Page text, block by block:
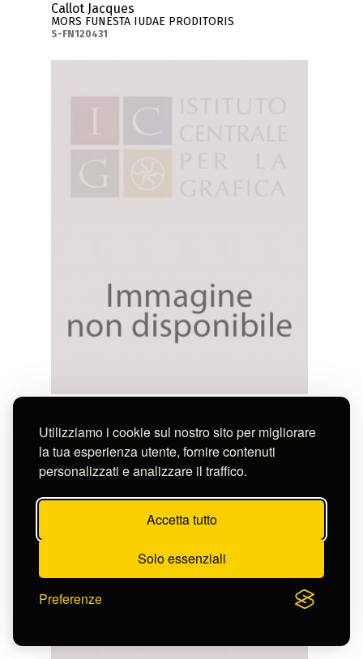
Utilizziamo i cookie sul nostro sito per migliorare
la tua esperienza utente, fornire contenuti
personalizzati e analizzare il traffico.
Accetta tutto
Solo essenziali
Preferenze
Callot Jacques
MORS FUNESTA IUDAE PRODITORIS
S-FN120431
S-FN120434